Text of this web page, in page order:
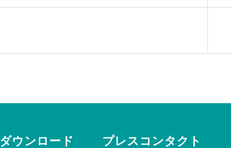
ウンロード
プレスコンタクト